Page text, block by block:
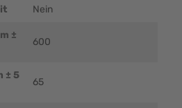
Nein
±
600
± 5
65